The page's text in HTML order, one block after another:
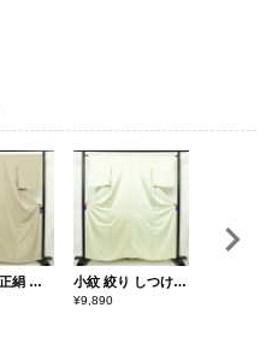
小紋 縮緬 正絹 木の葉・植物柄 袷仕立て 身丈161.5cm 裄丈66cm リサイクル着物 着物 ベージュ 小紋 絞り しつけ糸付き 正絹 古典柄 袷仕立て 身丈160cm 裄丈65.5cm 着物 クリーム
¥9,890